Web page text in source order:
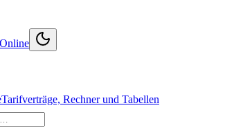
Tarifverträge, Rechner und Tabellen